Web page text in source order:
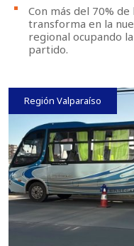
Con más del 70% de
transforma en la
regional ocupando
partido.
Región Valparaíso